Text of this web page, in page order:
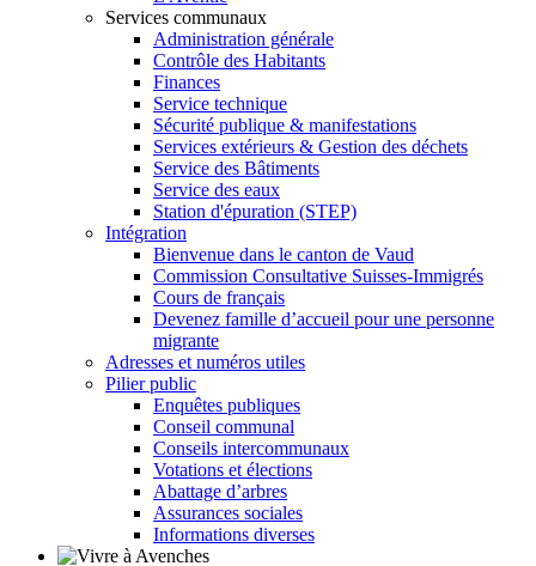
Services communaux
Administration générale
Contrôle des Habitants
Finances
Service technique
Sécurité publique & manifestations
Services extérieurs & Gestion des déchets
Service des Bâtiments
Service des eaux
Station d'épuration (STEP)
Intégration
Bienvenue dans le canton de Vaud
Commission Consultative Suisses-Immigrés
Cours de français
Devenez famille d’accueil pour une personne
migrante
Adresses et numéros utiles
Pilier public
Enquêtes publiques
Conseil communal
Conseils intercommunaux
Votations et élections
Abattage d’arbres
Assurances sociales
Informations diverses